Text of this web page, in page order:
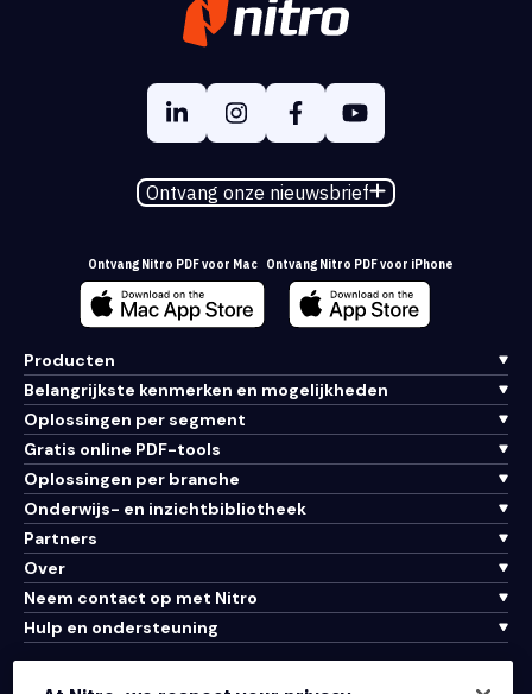
Ontvang onze nieuwsbrief
Ontvang Nitro PDF voor Mac Ontvang Nitro PDF voor iPhone
Producten
Belangrijkste kenmerken en mogelijkheden
Oplossingen per segment
Gratis online PDF-tools
Oplossingen per branche
Onderwijs- en inzichtbibliotheek
Partners
Over
Neem contact op met Nitro
Hulp en ondersteuning